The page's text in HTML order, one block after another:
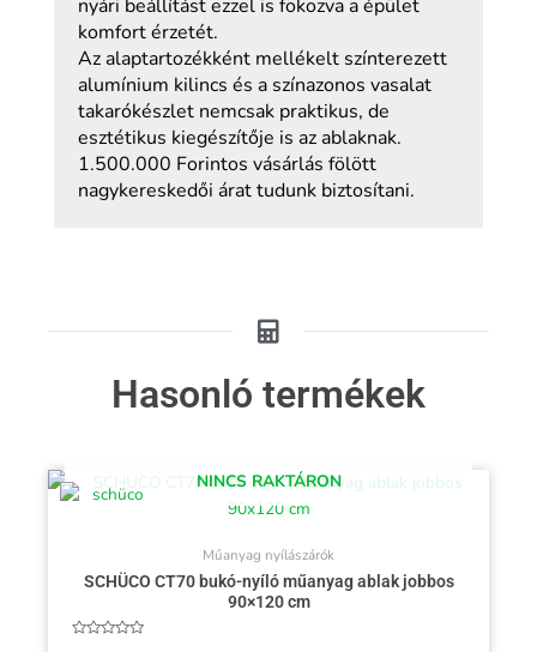
nyári beállítást ezzel is fokozva a épület
komfort érzetét.
Az alaptartozékként mellékelt színterezett
alumínium kilincs és a színazonos vasalat
takarókészlet nemcsak praktikus, de
esztétikus kiegészítője is az ablaknak.
1.500.000 Forintos vásárlás fölött
nagykereskedői árat tudunk biztosítani.
Hasonló termékek
NINCS RAKTÁRON
Műanyag nyílászárók
SCHÜCO CT70 bukó-nyíló műanyag ablak jobbos
90×120 cm